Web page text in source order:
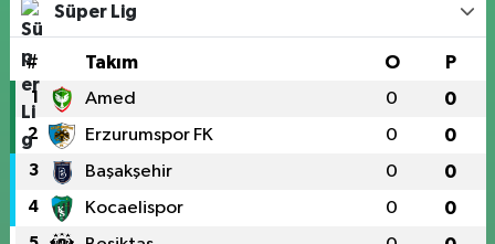
Süper Lig
# Takım O P
1 Amed 0 0
2 Erzurumspor FK 0 0
3 Başakşehir 0 0
4 Kocaelispor 0 0